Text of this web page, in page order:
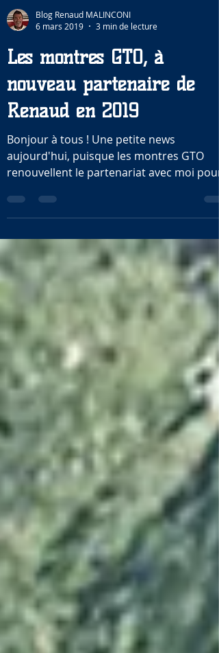
6 mars 2019
3 min de lecture
Les montres GTO, à
nouveau partenaire de
Renaud en 2019
Bonjour à tous ! Une petite news
aujourd'hui, puisque les montres GTO
renouvellent le partenariat avec moi pour
la saison 2019 ! Je...